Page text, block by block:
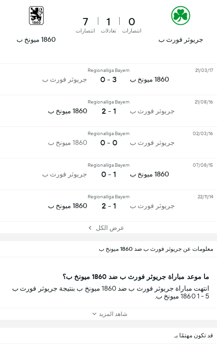
جريوثر فورث ب
0
انتصارات
1
تعادلات
7
انتصارات
1860 ميونخ ب
1860 ميونخ ب
Regionalliga Bayern
3 - 0 جريوثر فورث ب
21/03/17
جريوثر فورث ب
Regionalliga Bayern
1 - 2 1860 ميونخ ب
21/08/16
جريوثر فورث ب
Regionalliga Bayern
0 - 0 1860 ميونخ ب
02/03/16
1860 ميونخ ب
Regionalliga Bayern
1 - 0 جريوثر فورث ب
07/08/15
جريوثر فورث ب
Regionalliga Bayern
1 - 2 1860 ميونخ ب
22/11/14
عرض الكل
معلومات عن جريوثر فورث ب ضد 1860 ميونخ ب
ما موعد مباراة جريوثر فورث ب ضد 1860 ميونخ ب؟
انتهت مباراة جريوثر فورث ب ضد 1860 ميونخ ب بنتيجة جريوثر فورث ب
5 - 1 1860 ميونخ ب.
شاهد المزيد
قد تكون مهتمًا بـ